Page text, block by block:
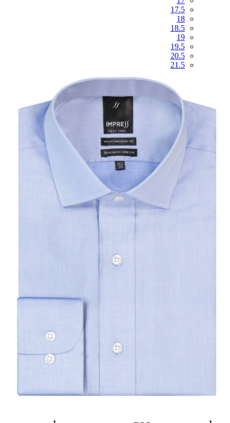
17.5
18
18.5
19
19.5
20.5
21.5